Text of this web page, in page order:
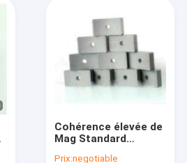
Cohérence élevée de
Mag Standard
Prix:negotiable